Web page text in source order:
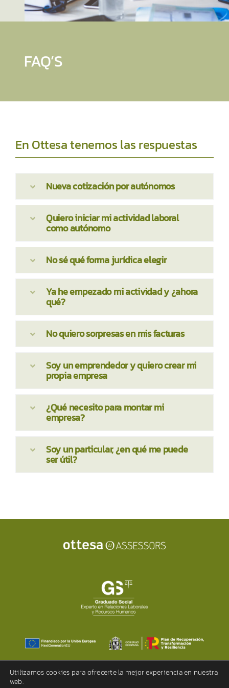
FAQ’S
En Ottesa tenemos las respuestas
Nueva cotización por autónomos
Quiero iniciar mi actividad laboral
como autónomo
No sé qué forma jurídica elegir
Ya he empezado mi actividad y ¿ahora
qué?
No quiero sorpresas en mis facturas
Soy un emprendedor y quiero crear mi
propia empresa
¿Qué necesito para montar mi
empresa?
Soy un particular, ¿en qué me puede
ser útil?
Utilizamos cookies para ofrecerte la mejor experiencia en nuestra
web.